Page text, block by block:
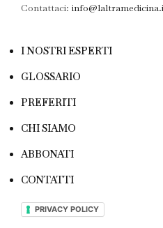
Contattaci:
I NOSTRI ESPERTI
GLOSSARIO
PREFERITI
CHI SIAMO
ABBONATI
CONTATTI
PRIVACY POLICY